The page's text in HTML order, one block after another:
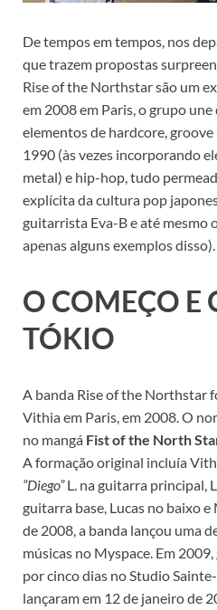
De tempos em tempos, nos
que trazem propostas
Rise of the Northstar são um
em 2008 em Paris, o grupo
elementos de hardcore,
1990 (às vezes incorporando
metal) e hip-hop, tudo
explícita da cultura pop
guitarrista Eva-B e até mesmo
apenas alguns exemplos disso).
O COMEÇO E
TÓKIO
A banda Rise of the Northstar
Vithia em Paris, em 2008. O
no mangá Fist of the North
A formação original incluía
“Diego”L. na guitarra principal,
guitarra base, Lucas no baixo
de 2008, a banda lançou uma
músicas no Myspace. Em
por cinco dias no Studio
lançaram em 12 de janeiro de